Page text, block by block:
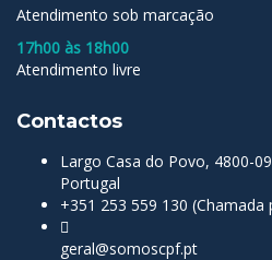
Atendimento sob marcação
17h00 às 18h00
Atendimento livre
Contactos
Largo Casa do Povo, 4800-
Portugal
+351 253 559 130
geral@somoscpf.pt